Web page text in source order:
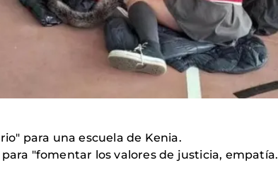
para una escuela de Kenia.
"fomentar los valores de justicia, empatía.